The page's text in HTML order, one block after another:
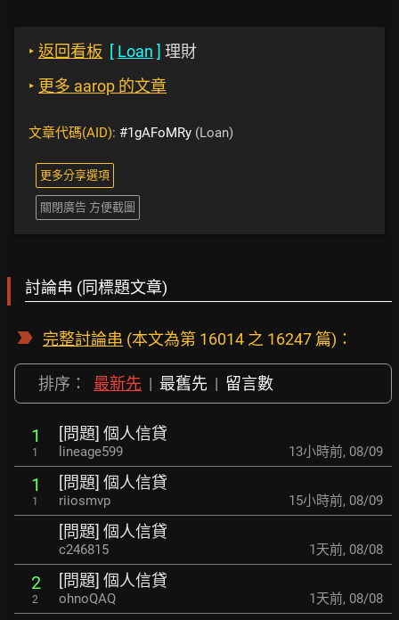
‣ 返回看板 [ Loan ] 理財
‣ 更多 aarop 的文章
文章代碼(AID): #1gAFoMRy (Loan)
更多分享選項
關閉廣告 方便截圖
討論串 (同標題文章)
完整討論串 (本文為第 16014 之 16247 篇)：
排序： 最新先 | 最舊先 | 留言數
1
1
[問題] 個人信貸
lineage599 13小時前, 08/09
1
1
[問題] 個人信貸
riiosmvp 15小時前, 08/09
[問題] 個人信貸
c246815 1天前, 08/08
2
2
[問題] 個人信貸
ohnoQAQ 1天前, 08/08